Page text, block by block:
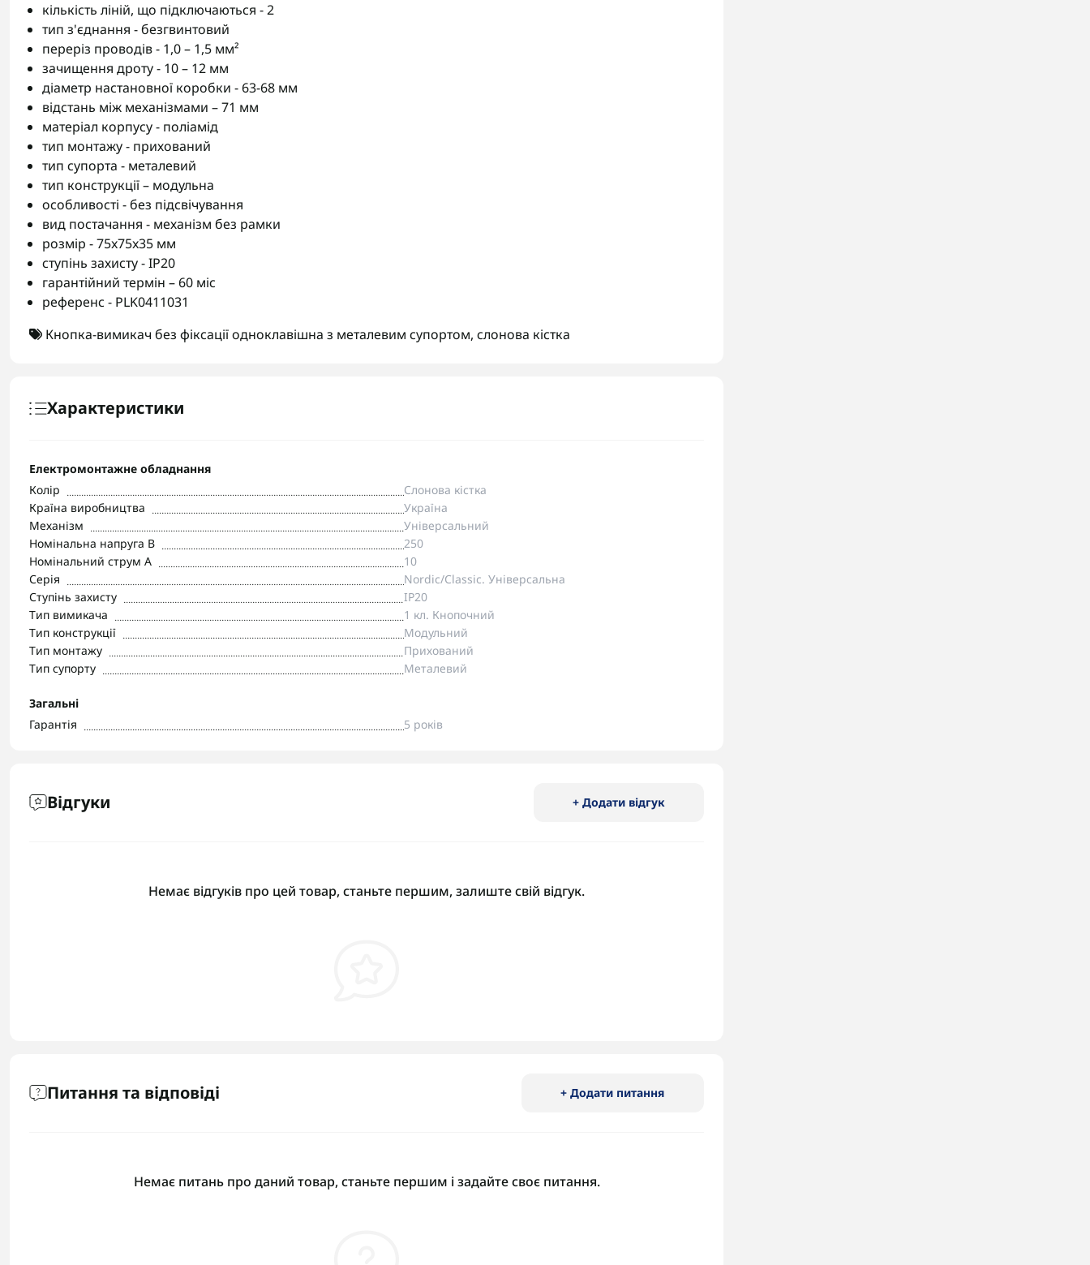
кількість ліній, що підключаються - 2
тип з'єднання - безгвинтовий
переріз проводів - 1,0 – 1,5 мм²
зачищення дроту - 10 – 12 мм
діаметр настановної коробки - 63-68 мм
відстань між механізмами – 71 мм
матеріал корпусу - поліамід
тип монтажу - прихований
тип супорта - металевий
тип конструкції – модульна
особливості - без підсвічування
вид постачання - механізм без рамки
розмір - 75x75x35 мм
ступінь захисту - IP20
гарантійний термін – 60 міс
референс - PLK0411031
Кнопка-вимикач без фіксації одноклавішна з металевим супортом, слонова кістка
Характеристики
Електромонтажне обладнання
Колір
Слонова кістка
Країна виробництва
Україна
Механізм
Універсальний
Номінальна напруга В
250
Номінальний струм А
10
Серія
Nordic/Classic. Універсальна
Ступінь захисту
IP20
Тип вимикача
1 кл. Кнопочний
Тип конструкції
Модульний
Тип монтажу
Прихований
Тип супорту
Металевий
Загальні
Гарантія
5 років
Відгуки + Додати відгук
Немає відгуків про цей товар, станьте першим, залиште свій відгук.
Питання та відповіді + Додати питання
Немає питань про даний товар, станьте першим і задайте своє питання.